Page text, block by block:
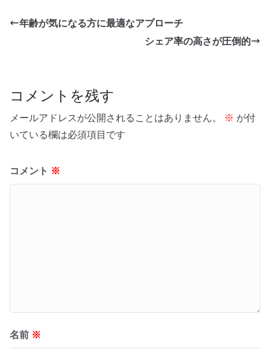
年齢が気になる方に最適なアプローチ
シェア率の高さが圧倒的
コメントを残す
メールアドレスが公開されることはありません。 ※ が付
いている欄は必須項目です
コメント ※
名前 ※